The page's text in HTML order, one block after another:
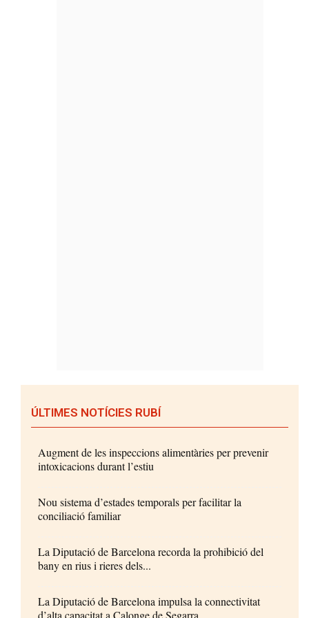
ÚLTIMES NOTÍCIES RUBÍ
Augment de les inspeccions alimentàries per prevenir
intoxicacions durant l’estiu
Nou sistema d’estades temporals per facilitar la
conciliació familiar
La Diputació de Barcelona recorda la prohibició del
bany en rius i rieres dels...
La Diputació de Barcelona impulsa la connectivitat
d’alta capacitat a Calonge de Segarra